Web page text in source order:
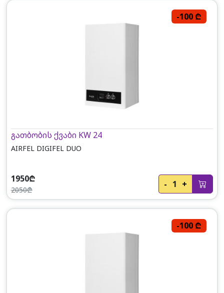
-100 ₾
გათბობის ქვაბი KW 24
AIRFEL DIGIFEL DUO
1950₾
2050₾
- 1 +
-100 ₾